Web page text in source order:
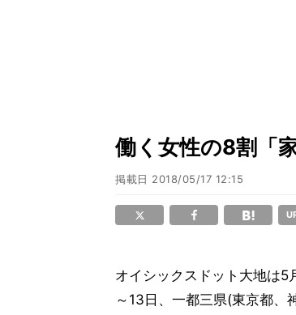
働く女性の8割「
掲載日 2018/05/17 12:15
オイシックスドット大地は5
～13日、一都三県(東京都